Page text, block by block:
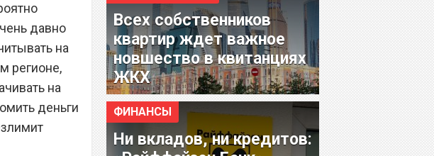
давно
на
регионе,
на
деньги
Всех собственников
квартир ждет важное
новшество в квитанциях
ЖКХ
ФИНАНСЫ
Ни вкладов, ни кредитов: